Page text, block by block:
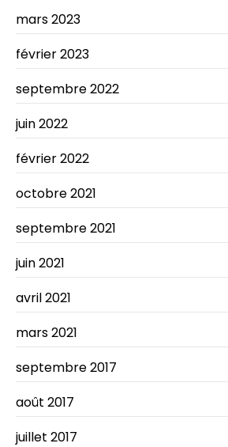
mars 2023
février 2023
septembre 2022
juin 2022
février 2022
octobre 2021
septembre 2021
juin 2021
avril 2021
mars 2021
septembre 2017
août 2017
juillet 2017